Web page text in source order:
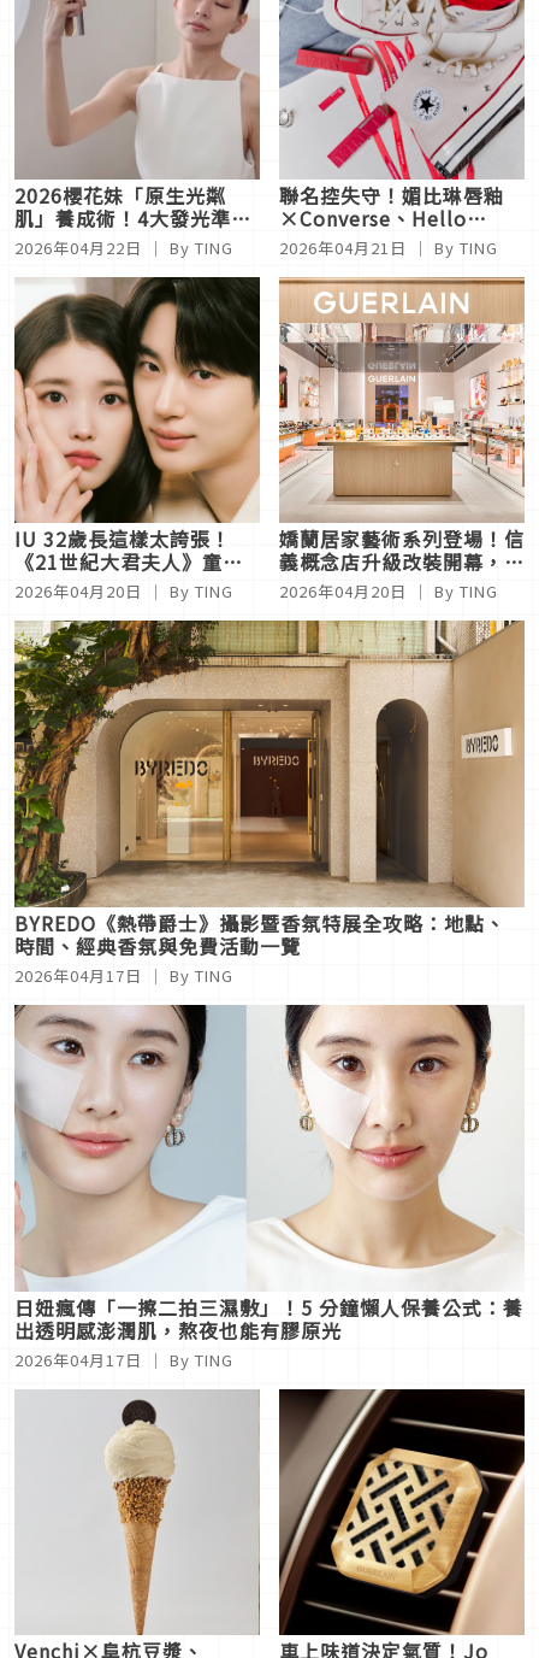
2026櫻花妹「原生光粼
肌」養成術！4大發光準則
公開，打造美到窒息的原生
感！
2026年04月22日 ｜ By TING
聯名控失守！媚比琳唇釉
×Converse、Hello
Kitty、《穿著Prada的惡
魔2》保養聯名全來了，
2026最燒清單
2026年04月21日 ｜ By TING
IU 32歲長這樣太誇張！
《21世紀大君夫人》童顏
背後秘密曝光，6招常態逆
齡保養+初戀感妝容一次學
2026年04月20日 ｜ By TING
嬌蘭居家藝術系列登場！信
義概念店升級改裝開幕，蠟
燭、車用擴香打造精品級軟
裝美學
2026年04月20日 ｜ By TING
BYREDO《熱帶爵士》攝影暨香氛特展全攻略：地點、
時間、經典香氛與免費活動一覽
2026年04月17日 ｜ By TING
日妞瘋傳「一擦二拍三濕敷」！5 分鐘懶人保養公式：養
出透明感澎潤肌，熬夜也能有膠原光
2026年04月17日 ｜ By TING
Venchi×阜杭豆漿、 車上味道決定氣質！Jo